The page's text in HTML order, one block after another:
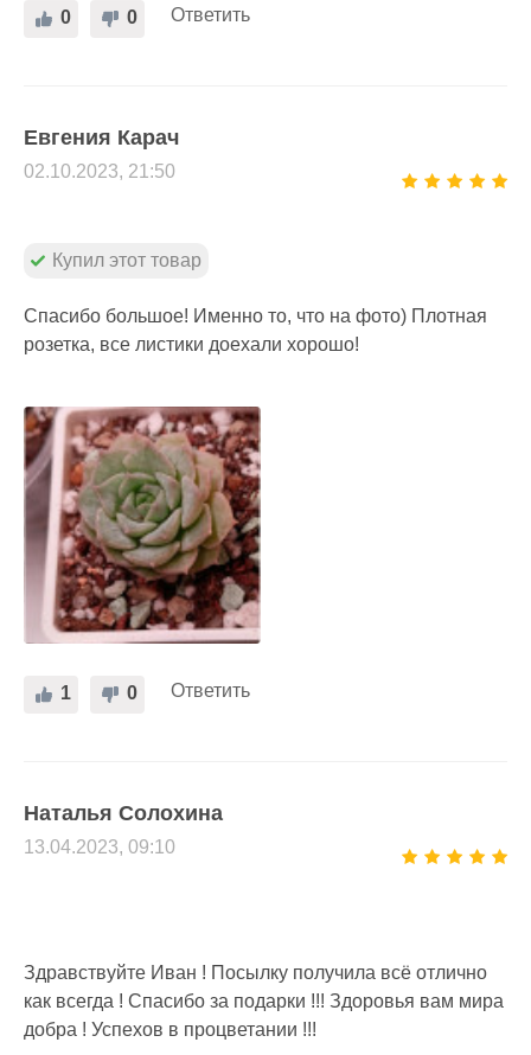
0
0 Ответить
Евгения Карач
02.10.2023, 21:50
Купил этот товар
Спасибо большое! Именно то, что на фото) Плотная
розетка, все листики доехали хорошо!
0
1 Ответить
Наталья Солохина
13.04.2023, 09:10
Здравствуйте Иван ! Посылку получила всё отлично
как всегда ! Спасибо за подарки !!! Здоровья вам мира
добра ! Успехов в процветании !!!